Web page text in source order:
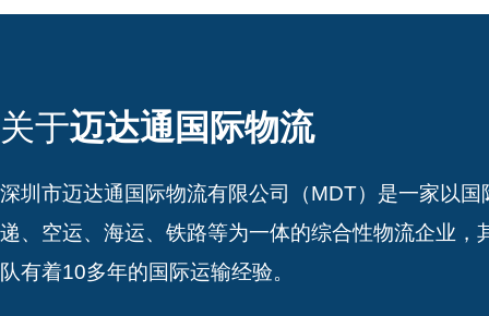
关于迈达通国际物流
深圳市迈达通国际物流有限公司（MDT）是一家以国
递、空运、海运、铁路等为一体的综合性物流企业，
队有着10多年的国际运输经验。